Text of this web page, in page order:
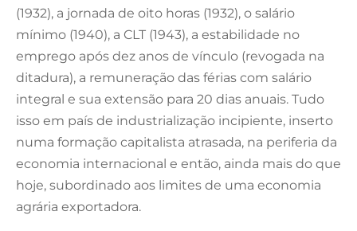
(1932), a jornada de oito horas (1932), o salário
mínimo (1940), a CLT (1943), a estabilidade no
emprego após dez anos de vínculo (revogada na
ditadura), a remuneração das férias com salário
integral e sua extensão para 20 dias anuais. Tudo
isso em país de industrialização incipiente, inserto
numa formação capitalista atrasada, na periferia da
economia internacional e então, ainda mais do que
hoje, subordinado aos limites de uma economia
agrária exportadora.